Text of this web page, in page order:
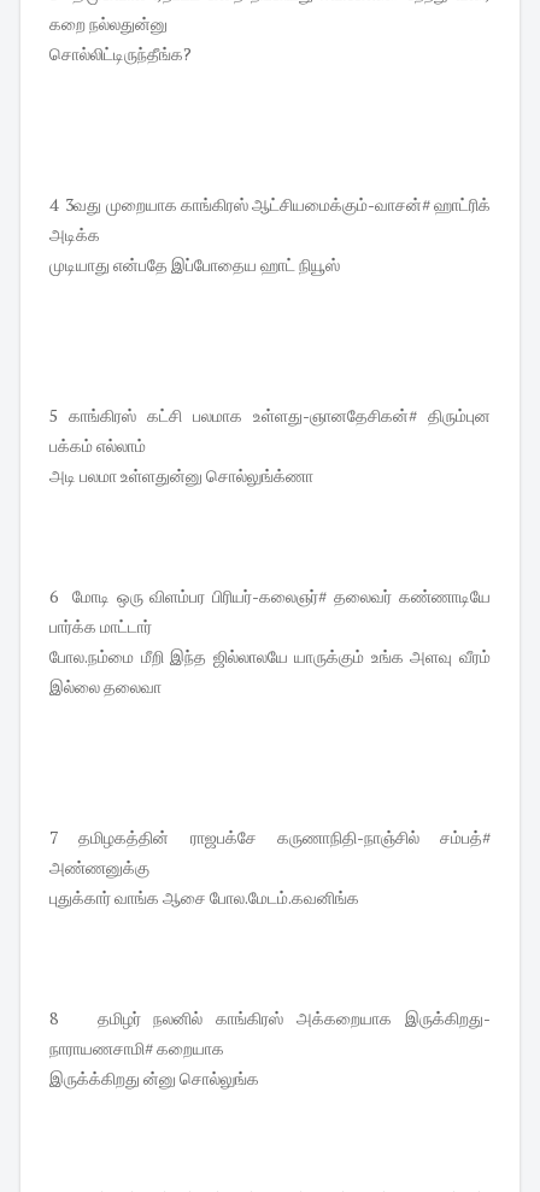
கறை நல்லதுன்னு
சொல்லிட்டிருந்தீங்க?
4 3வது முறையாக காங்கிரஸ் ஆட்சியமைக்கும்-வாசன்# ஹாட்ரிக்
அடிக்க
முடியாது என்பதே இப்போதைய ஹாட் நியூஸ்
5 காங்கிரஸ் கட்சி பலமாக உள்ளது-ஞானதேசிகன்# திரும்புன
பக்கம் எல்லாம்
அடி பலமா உள்ளதுன்னு சொல்லுங்க்ணா
6 மோடி ஒரு விளம்பர பிரியர்-கலைஞர்# தலைவர் கண்ணாடியே
பார்க்க மாட்டார்
போல.நம்மை மீறி இந்த ஜில்லாலயே யாருக்கும் உங்க அளவு வீரம்
இல்லை தலைவா
7 தமிழகத்தின் ராஜபக்சே கருணாநிதி-நாஞ்சில் சம்பத்#
அண்ணனுக்கு
புதுக்கார் வாங்க ஆசை போல.மேடம்.கவனிங்க
8 தமிழர் நலனில் காங்கிரஸ் அக்கறையாக இருக்கிறது-
நாராயணசாமி# கறையாக
இருக்க்கிறது ன்னு சொல்லுங்க